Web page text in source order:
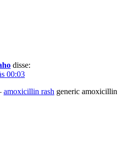
disse:
00:03
amoxicillin rash generic amoxicillin